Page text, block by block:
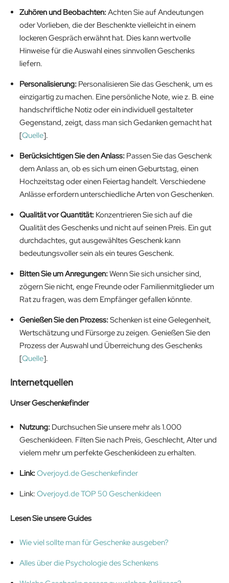
Zuhören und Beobachten:Achten Sie auf Andeutungen
oder Vorlieben, die der Beschenkte vielleicht in einem
lockeren Gespräch erwähnt hat. Dies kann wertvolle
Hinweise für die Auswahl eines sinnvollen Geschenks
liefern.
Personalisierung: Personalisieren Sie das Geschenk, um es
einzigartig zu machen. Eine persönliche Note, wie z. B. eine
handschriftliche Notiz oder ein individuell gestalteter
Gegenstand, zeigt, dass man sich Gedanken gemacht hat
[Quelle].
Berücksichtigen Sie den Anlass: Passen Sie das Geschenk
dem Anlass an, ob es sich um einen Geburtstag, einen
Hochzeitstag oder einen Feiertag handelt. Verschiedene
Anlässe erfordern unterschiedliche Arten von Geschenken.
Qualität vor Quantität: Konzentrieren Sie sich auf die
Qualität des Geschenks und nicht auf seinen Preis. Ein gut
durchdachtes, gut ausgewähltes Geschenk kann
bedeutungsvoller sein als ein teures Geschenk.
Bitten Sie um Anregungen:Wenn Sie sich unsicher sind,
zögern Sie nicht, enge Freunde oder Familienmitglieder um
Rat zu fragen, was dem Empfänger gefallen könnte.
Genießen Sie den Prozess:Schenken ist eine Gelegenheit,
Wertschätzung und Fürsorge zu zeigen. Genießen Sie den
Prozess der Auswahl und Überreichung des Geschenks
[Quelle].
Internetquellen
Unser Geschenkefinder
Nutzung: Durchsuchen Sie unsere mehr als 1.000
Geschenkideen. Filten Sie nach Preis, Geschlecht, Alter und
vielem mehr um perfekte Geschenkideen zu erhalten.
Link:Overjoyd.de Geschenkefinder
Link: Overjoyd.de TOP 50 Geschenkideen
Lesen Sie unsere Guides
Wie viel sollte man für Geschenke ausgeben?
Alles über die Psychologie des Schenkens